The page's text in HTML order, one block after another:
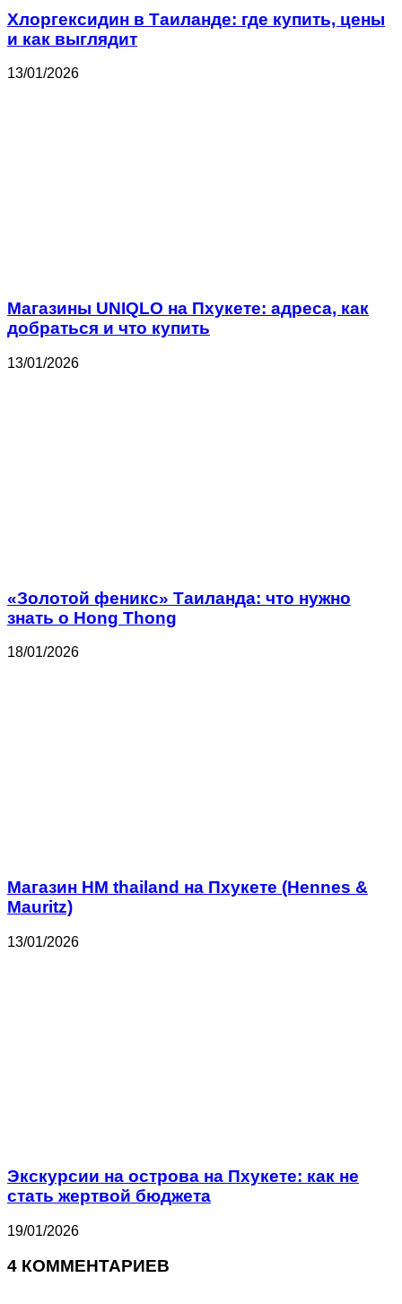
Хлоргексидин в Таиланде: где купить, цены
и как выглядит
13/01/2026
Магазины UNIQLO на Пхукете: адреса, как
добраться и что купить
13/01/2026
«Золотой феникс» Таиланда: что нужно
знать о Hong Thong
18/01/2026
Магазин HM thailand на Пхукете (Hennes &
Mauritz)
13/01/2026
Экскурсии на острова на Пхукете: как не
стать жертвой бюджета
19/01/2026
4 КОММЕНТАРИЕВ